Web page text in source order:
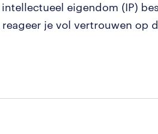
eigendom (IP)
je vol vertrouwen op